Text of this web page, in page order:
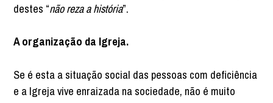
destes “não reza a história”.
A organização da Igreja.
Se é esta a situação social das pessoas com deficiência
e a Igreja vive enraizada na sociedade, não é muito